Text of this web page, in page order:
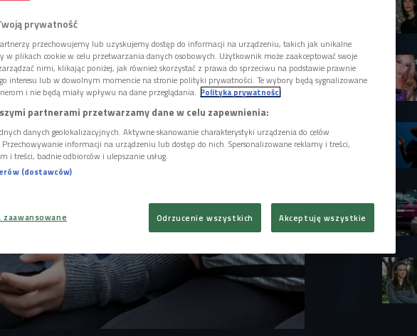
jest przy facebookowych postach
Facebook jednak oficjalnie
wkrótce przycisk "Lubię to" ukryty
osób publicznych, artystów, a także
prywatność
przechowujemy lub uzyskujemy dostęp do informacji na urządzeniu, takich jak unikalne
w plikach cookie w celu przetwarzania danych osobowych. Użytkownik może zaakceptować swoje
nimi, klikając poniżej, jak również skorzystać z prawa do sprzeciwu na podstawie prawnie
interesu lub w dowolnym momencie na stronie polityki prywatności. Te wybory będą sygnalizowane
i nie będą miały wpływu na dane przeglądania. Polityka prywatności
partnerami przetwarzamy dane w celu zapewnienia:
danych geolokalizacyjnych. Aktywne skanowanie charakterystyki urządzenia do celów
informacji na urządzeniu lub dostęp do nich. Spersonalizowane reklamy i treści,
i treści, badnie odbiorców i ulepszanie usług.
(dostawców)
Odrzucenie wszystkich Akceptuję wszystkie